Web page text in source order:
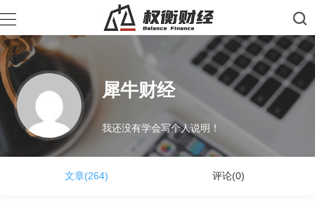
犀牛财经
我还没有学会写个人说明！
文章(264) 评论(0)